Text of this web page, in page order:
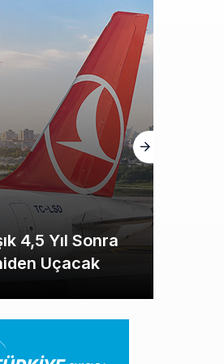
4,5 Yıl Sonra
Uçacak